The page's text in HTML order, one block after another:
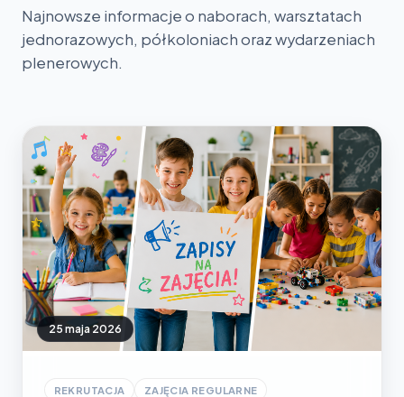
Najnowsze informacje o naborach, warsztatach
jednorazowych, półkoloniach oraz wydarzeniach
plenerowych.
25 maja 2026
REKRUTACJA ZAJĘCIA REGULARNE